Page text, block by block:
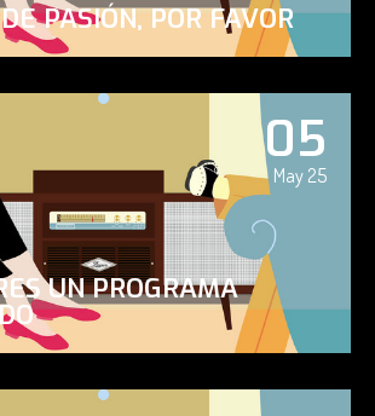
PASIÓN, POR FAVOR
05
May 25
UN PROGRAMA